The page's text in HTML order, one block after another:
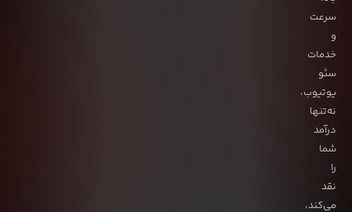
سرعت
خدمات
سئو
یوتیوب،
نه‌تنها
درآمد
شما
نقد
می‌کند،